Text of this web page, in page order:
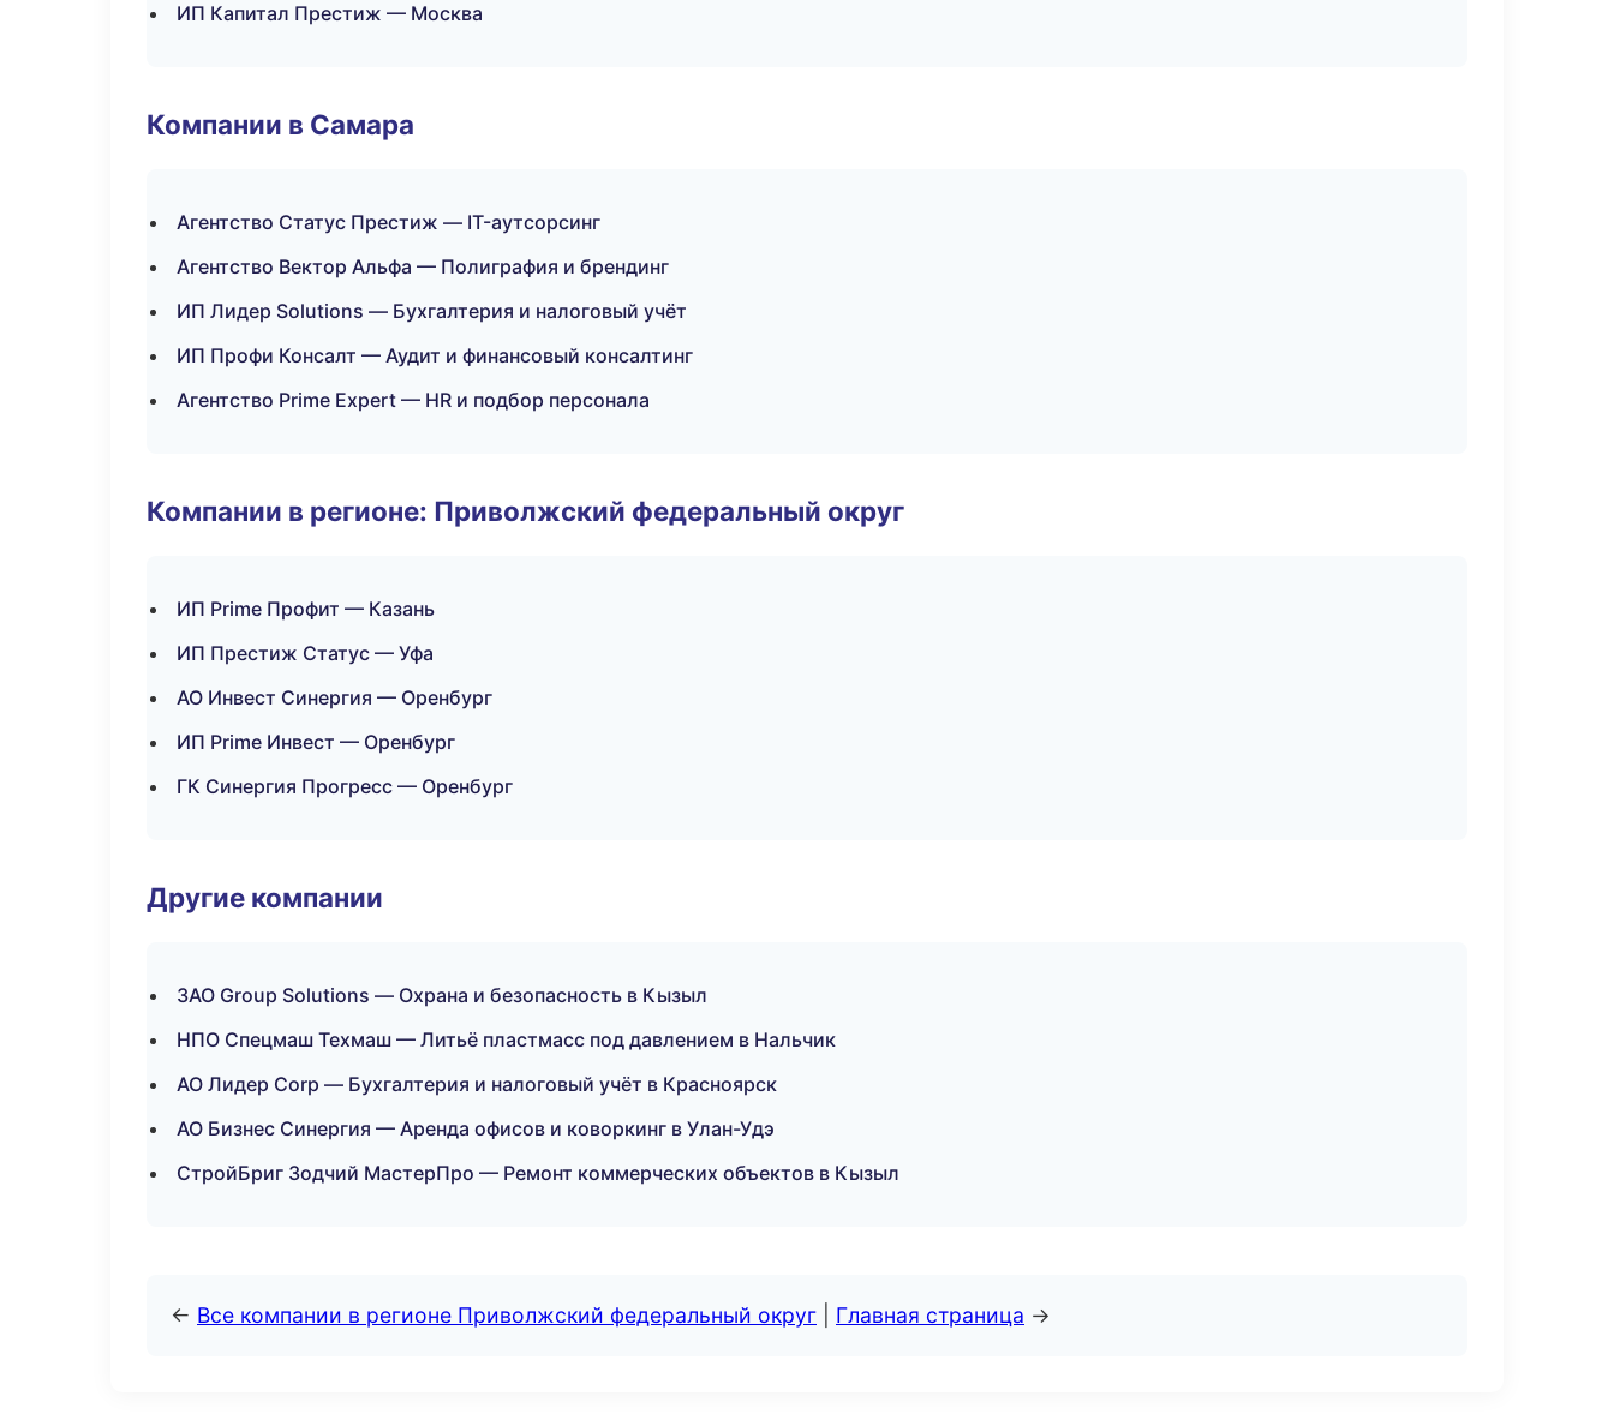
ИП Капитал Престиж — Москва
Компании в Самара
Агентство Статус Престиж — IT-аутсорсинг
Агентство Вектор Альфа — Полиграфия и брендинг
ИП Лидер Solutions — Бухгалтерия и налоговый учёт
ИП Профи Консалт — Аудит и финансовый консалтинг
Агентство Prime Expert — HR и подбор персонала
Компании в регионе: Приволжский федеральный округ
ИП Prime Профит — Казань
ИП Престиж Статус — Уфа
АО Инвест Синергия — Оренбург
ИП Prime Инвест — Оренбург
ГК Синергия Прогресс — Оренбург
Другие компании
ЗАО Group Solutions — Охрана и безопасность в Кызыл
НПО Спецмаш Техмаш — Литьё пластмасс под давлением в Нальчик
АО Лидер Corp — Бухгалтерия и налоговый учёт в Красноярск
АО Бизнес Синергия — Аренда офисов и коворкинг в Улан-Удэ
СтройБриг Зодчий МастерПро — Ремонт коммерческих объектов в Кызыл
← Все компании в регионе Приволжский федеральный округ Главная страница →